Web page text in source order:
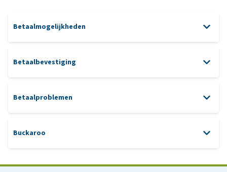
Betaalmogelijkheden
Betaalbevestiging
Betaalproblemen
Buckaroo